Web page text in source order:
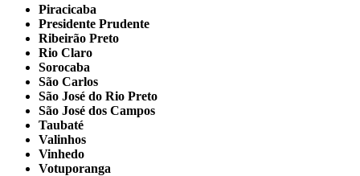
Piracicaba
Presidente Prudente
Ribeirão Preto
Rio Claro
Sorocaba
São Carlos
São José do Rio Preto
São José dos Campos
Taubaté
Valinhos
Vinhedo
Votuporanga